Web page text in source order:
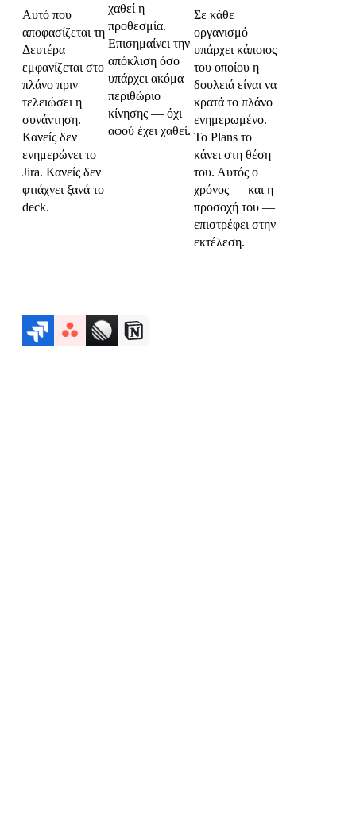
Αυτό που
αποφασίζεται τη
Δευτέρα
εμφανίζεται στο
πλάνο πριν
τελειώσει η
συνάντηση.
Κανείς δεν
ενημερώνει το
Jira. Κανείς δεν
φτιάχνει ξανά το
deck.
χαθεί η
προθεσμία.
Επισημαίνει την
απόκλιση όσο
υπάρχει ακόμα
περιθώριο
κίνησης — όχι
αφού έχει χαθεί.
Σε κάθε
οργανισμό
υπάρχει κάποιος
του οποίου η
δουλειά είναι να
κρατά το πλάνο
ενημερωμένο.
Το Plans το
κάνει στη θέση
του. Αυτός ο
χρόνος — και η
προσοχή του —
επιστρέφει στην
εκτέλεση.